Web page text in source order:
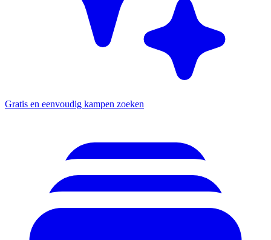
Gratis en eenvoudig kampen zoeken